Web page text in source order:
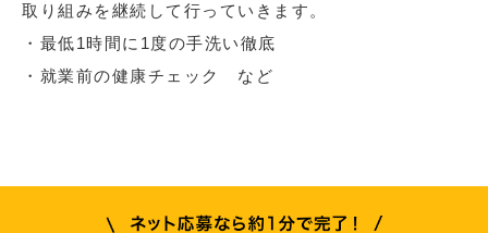
取り組みを継続して行っていきます。
・最低1時間に1度の手洗い徹底
・就業前の健康チェック など